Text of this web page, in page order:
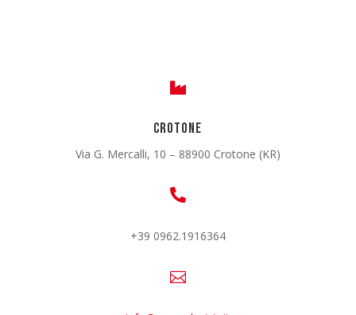

CROTONE
Via G. Mercalli, 10 – 88900 Crotone (KR)

+39 0962.1916364
